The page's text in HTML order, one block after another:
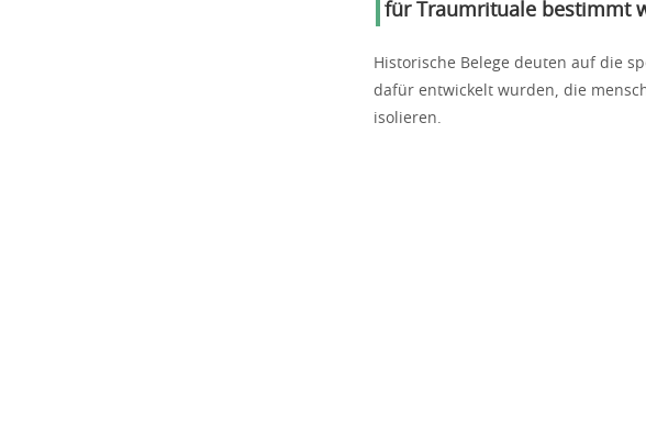
für Traumrituale bestimmt
Historische Belege deuten auf die
dafür entwickelt wurden, die
isolieren.